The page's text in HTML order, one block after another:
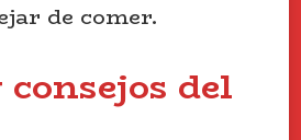
de comer.
del